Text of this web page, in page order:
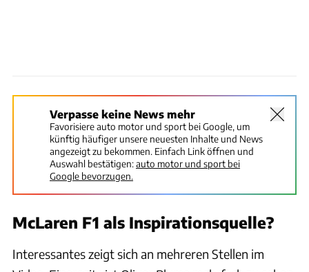
Verpasse keine News mehr
Favorisiere auto motor und sport bei Google, um
künftig häufiger unsere neuesten Inhalte und News
angezeigt zu bekommen. Einfach Link öffnen und
Auswahl bestätigen:auto motor und sport bei
Google bevorzugen.
McLaren F1 als Inspirationsquelle?
Interessantes zeigt sich an mehreren Stellen im